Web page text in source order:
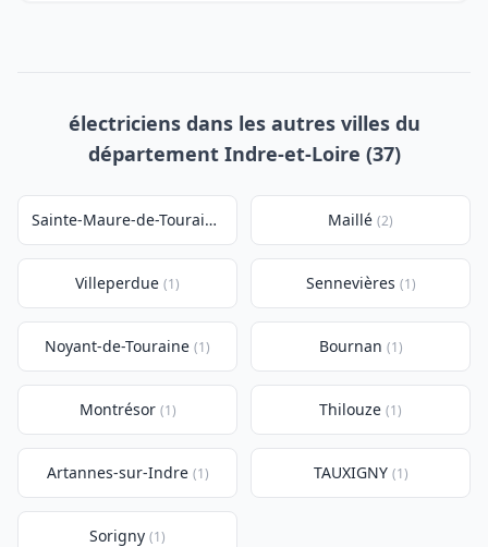
électriciens dans les autres villes du
département Indre-et-Loire (37)
Sainte-Maure-de-Touraine Maillé (2)
Villeperdue (1) Sennevières (1)
Noyant-de-Touraine (1) Bournan (1)
Montrésor (1) Thilouze (1)
Artannes-sur-Indre (1) TAUXIGNY (1)
Sorigny (1)